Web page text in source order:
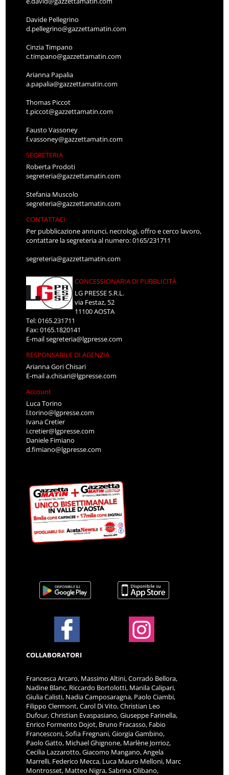
Davide Pellegrino
d.pellegrino@gazzettamatin.com
Cinzia Timpano
c.timpano@gazzettamatin.com
Arianna Papalia
a.papalia@gazzettamatin.com
Thomas Piccot
t.piccot@gazzettamatin.com
Fausto Vassoney
f.vassoney@gazzettamatin.com
SEGRETERIA
Roberta Prodoti
segreteria@gazzettamatin.com
Stefania Muscolo
segreteria@gazzettamatin.com
CONTATTACI
Per pubblicazione annunci, necrologi, offro e cerco lavoro,
contattare la segreteria al numero: 0165/231711
segreteria@gazzettamatin.com
CONCESSIONARIA DI PUBBLICITÀ
LG PRESSE S.R.L.
via Festaz, 52
11100 AOSTA
Tel: 0165.231711
Fax: 0165.1820141
E-mailsegreteria@lgpresse.com
RESPONSABILE DI AGENZIA
Arianna Gori Chisari
E-maila.chisari@lgpresse.com
Account
Luca Torino
l.torino@lgpresse.com
Ivana Cretier
i.cretier@lgpresse.com
Daniele Fimiano
d.fimiano@lgpresse.com
COLLABORATORI
Francesca Arcaro, Massimo Altini, Corrado Bellora,
Nadine Blanc, Riccardo Bortolotti, Manila Calipari,
Giulia Calisti, Nadia Camposaragna, Paolo Ciambi,
Filippo Clermont, Carol Di Vito, Christian Leo
Dufour, Christian Evaspasiano, Giuseppe Farinella,
Enrico Formento Dojot, Bruno Fracasso, Fabio
Francesconi, Sofia Fregnani, Giorgia Gambino,
Paolo Gatto, Michael Ghignone, Marlène Jorrioz,
Cecilia Lazzarotto, Giacomo Mangano, Angela
Marrelli, Federico Mecca, Luca Mauro Melloni, Marc
Montrosset, Matteo Nigra, Sabrina Olibano,